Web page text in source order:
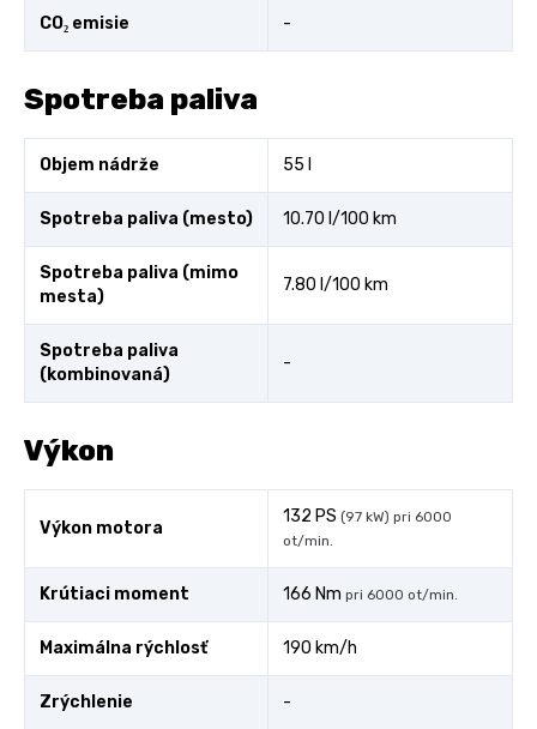
CO₂ emisie -
Spotreba paliva
Objem nádrže 55 l
Spotreba paliva (mesto) 10.70 l/100 km
Spotreba paliva (mimo
mesta)
7.80 l/100 km
Spotreba paliva
(kombinovaná)
-
Výkon
Výkon motora
132 PS (97 kW) pri 6000
ot/min.
Krútiaci moment 166 Nm pri 6000 ot/min.
Maximálna rýchlosť 190 km/h
Zrýchlenie -